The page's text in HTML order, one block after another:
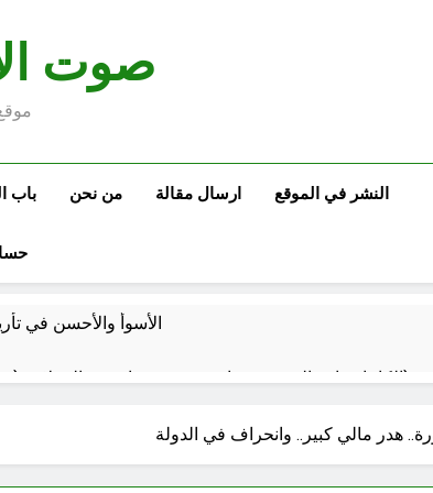
صوت
النشر في الموقع ارسال مقالة من نحن باب
الأسوأ والأحسن في
الكاتبان باقر الزبيدي ورياض سعد يحذران من الجولاني (ح 1) (وإذا كنت فيهم فأقمت لهم الصلاة فلتقم طائفة منهم معك وليأخذوا أٍسلحتهم)
الإعلام العراقي الحر
الحشود
هدر مالي كبير.. وانحراف في الدولة